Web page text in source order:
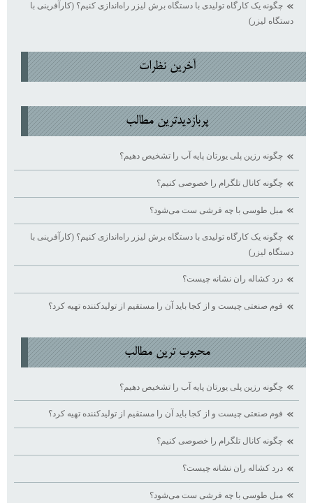
چگونه یک کارگاه تولیدی با دستگاه برش لیزر راه‌اندازی کنیم؟ (کارآفرینی با
دستگاه لیزر)
آخرين نظرات
پربازديدترين مطالب
چگونه رزین پلی یورتان پایه آب را تشخیص دهیم؟
چگونه کانال تلگرام را خصوصی کنیم؟
مبل طوسی با چه فرشی ست می‌شود؟
چگونه یک کارگاه تولیدی با دستگاه برش لیزر راه‌اندازی کنیم؟ (کارآفرینی با
دستگاه لیزر)
درد کشاله ران نشانه چیست؟
فوم صنعتی چیست و از کجا باید آن را مستقیم از تولیدکننده تهیه کرد؟
محبوب ترين مطالب
چگونه رزین پلی یورتان پایه آب را تشخیص دهیم؟
فوم صنعتی چیست و از کجا باید آن را مستقیم از تولیدکننده تهیه کرد؟
چگونه کانال تلگرام را خصوصی کنیم؟
درد کشاله ران نشانه چیست؟
مبل طوسی با چه فرشی ست می‌شود؟